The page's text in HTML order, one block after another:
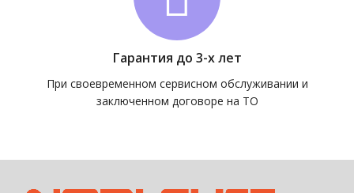
Гарантия до 3-х лет
При своевременном сервисном обслуживании и
заключенном договоре на ТО